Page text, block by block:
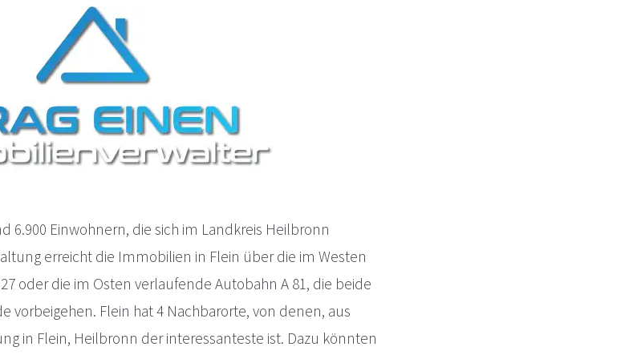
6.900 Einwohnern, die sich im Landkreis Heilbronn
erreicht die Immobilien in Flein über die im Westen
oder die im Osten verlaufende Autobahn A 81, die beide
vorbeigehen. Flein hat 4 Nachbarorte, von denen, aus
in Flein, Heilbronn der interessanteste ist. Dazu könnten